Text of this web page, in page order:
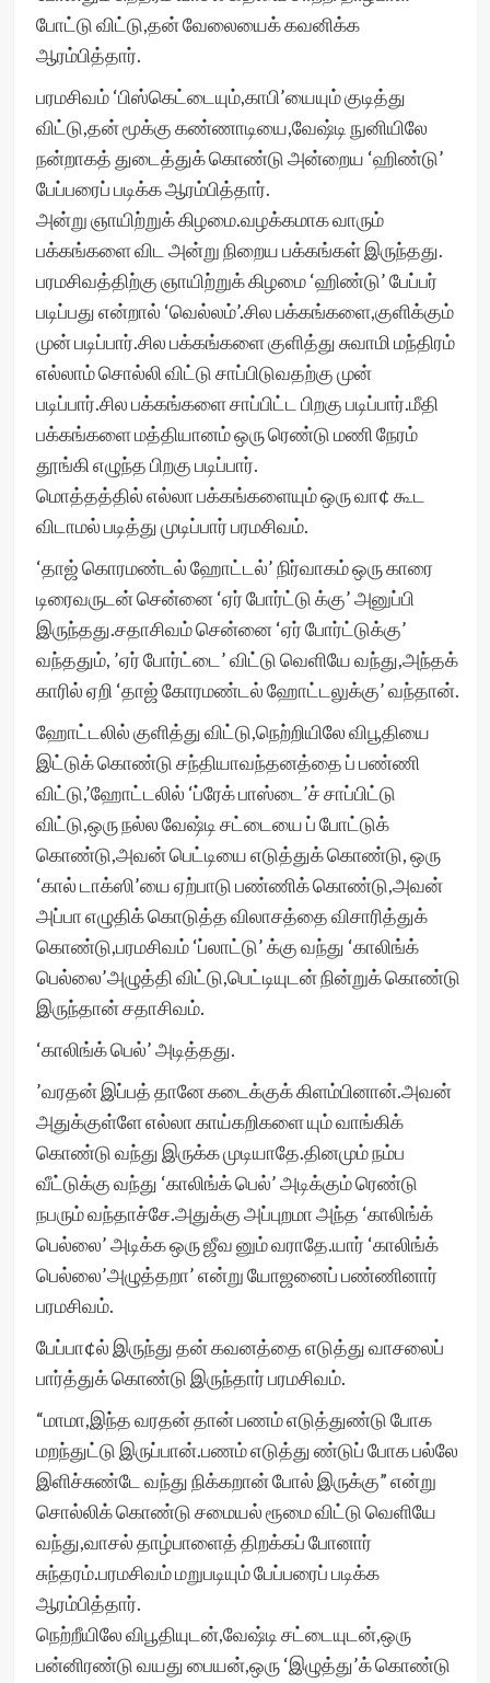
போட்டு விட்டு,தன் வேலையைக் கவனிக்க
ஆரம்பித்தார்.
பரமசிவம் ‘பிஸ்கெட்டையும்,காபி’யையும் குடித்து
விட்டு,தன் மூக்கு கண்ணாடியை,வேஷ்டி நுனியிலே
நன்றாகத் துடைத்துக் கொண்டு அன்றைய ‘ஹிண்டு’
பேப்பரைப் படிக்க ஆரம்பித்தார்.
அன்று ஞாயிற்றுக் கிழமை.வழக்கமாக வாரும்
பக்கங்களை விட அன்று நிறைய பக்கங்கள் இருந்தது.
பரமசிவத்திற்கு ஞாயிற்றுக் கிழமை ‘ஹிண்டு’ பேப்பர்
படிப்பது என்றால் ‘வெல்லம்’.சில பக்கங்களை,குளிக்கும்
முன் படிப்பார்.சில பக்கங்களை குளித்து சுவாமி மந்திரம்
எல்லாம் சொல்லி விட்டு சாப்பிடுவதற்கு முன்
படிப்பார்.சில பக்கங்களை சாப்பிட்ட பிறகு படிப்பார்.மீதி
பக்கங்களை மத்தியானம் ஒரு ரெண்டு மணி நேரம்
தூங்கி எழுந்த பிறகு படிப்பார்.
மொத்தத்தில் எல்லா பக்கங்களையும் ஒரு வா¢ கூட
விடாமல் படித்து முடிப்பார் பரமசிவம்.
‘தாஜ் கொரமண்டல் ஹோட்டல்’ நிர்வாகம் ஒரு காரை
டிரைவருடன் சென்னை ‘ஏர் போர்ட்டு க்கு’ அனுப்பி
இருந்தது.சதாசிவம் சென்னை ‘ஏர் போர்ட்டுக்கு’
வந்ததும், ’ஏர் போர்ட்டை’ விட்டு வெளியே வந்து,அந்தக்
காரில் ஏறி ‘தாஜ் கோரமண்டல் ஹோட்டலுக்கு’ வந்தான்.
ஹோட்டலில் குளித்து விட்டு,நெற்றியிலே விபூதியை
இட்டுக் கொண்டு சந்தியாவந்தனத்தை ப் பண்ணி
விட்டு,’ஹோட்டலில் ‘ப்ரேக் பாஸ்டை’ச் சாப்பிட்டு
விட்டு,ஒரு நல்ல வேஷ்டி சட்டையை ப் போட்டுக்
கொண்டு,அவன் பெட்டியை எடுத்துக் கொண்டு, ஒரு
‘கால் டாக்ஸி’யை ஏற்பாடு பண்ணிக் கொண்டு,அவன்
அப்பா எழுதிக் கொடுத்த விலாசத்தை விசாரித்துக்
கொண்டு,பரமசிவம் ‘ப்லாட்டு’ க்கு வந்து ‘காலிங்க்
பெல்லை’அழுத்தி விட்டு,பெட்டியுடன் நின்றுக் கொண்டு
இருந்தான் சதாசிவம்.
‘காலிங்க் பெல்’ அடித்தது.
’வரதன் இப்பத் தானே கடைக்குக் கிளம்பினான்.அவன்
அதுக்குள்ளே எல்லா காய்கறிகளை யும் வாங்கிக்
கொண்டு வந்து இருக்க முடியாதே.தினமும் நம்ப
வீட்டுக்கு வந்து ‘காலிங்க் பெல்’ அடிக்கும் ரெண்டு
நபரும் வந்தாச்சே.அதுக்கு அப்புறமா அந்த ‘காலிங்க்
பெல்லை’ அடிக்க ஒரு ஜீவ னும் வராதே.யார் ‘காலிங்க்
பெல்லை’அழுத்தறா’ என்று யோஜனைப் பண்ணினார்
பரமசிவம்.
பேப்பா¢ல் இருந்து தன் கவனத்தை எடுத்து வாசலைப்
பார்த்துக் கொண்டு இருந்தார் பரமசிவம்.
“மாமா,இந்த வரதன் தான் பணம் எடுத்துண்டு போக
மறந்துட்டு இருப்பான்.பணம் எடுத்து ண்டுப் போக பல்லே
இளிச்சுண்டே வந்து நிக்கறான் போல் இருக்கு” என்று
சொல்லிக் கொண்டு சமையல் ரூமை விட்டு வெளியே
வந்து,வாசல் தாழ்பாளைத் திறக்கப் போனார்
சுந்தரம்.பரமசிவம் மறுபடியும் பேப்பரைப் படிக்க
ஆரம்பித்தார்.
நெற்றீயிலே விபூதியுடன்,வேஷ்டி சட்டையுடன்,ஒரு
பன்னிரண்டு வயது பையன்,ஒரு ‘இழுத்து’க் கொண்டு